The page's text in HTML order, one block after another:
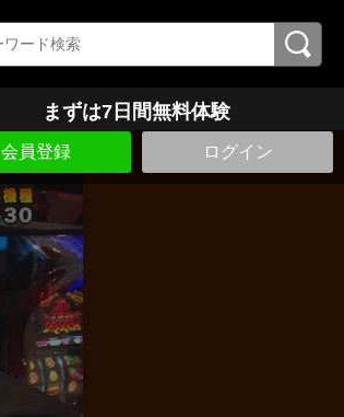
まずは7日間無料体験
会員登録 ログイン